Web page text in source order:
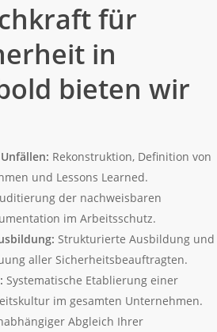
für
in
bieten wir
Rekonstruktion, Definition von
und Lessons Learned.
der nachweisbaren
im Arbeitsschutz.
Strukturierte Ausbildung und
aller Sicherheitsbeauftragten.
Systematische Etablierung einer
im gesamten Unternehmen.
Abgleich Ihrer